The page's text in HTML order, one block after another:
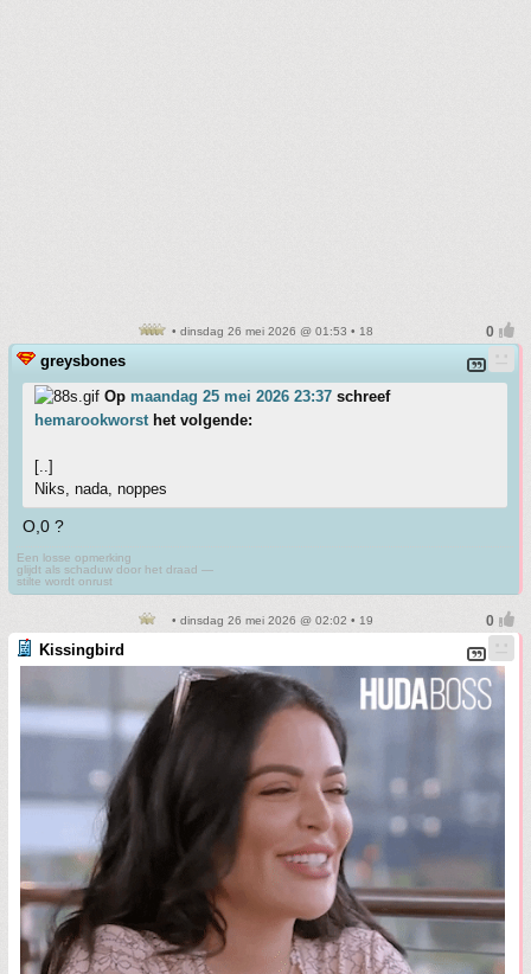
• dinsdag 26 mei 2026 @ 01:53 • 18
greysbones
Op maandag 25 mei 2026 23:37 schreef
hemarookworsthet volgende:
[..]
Niks, nada, noppes
O,0 ?
Een losse opmerking
glijdt als schaduw door het draad —
stilte wordt onrust
• dinsdag 26 mei 2026 @ 02:02 • 19
Kissingbird